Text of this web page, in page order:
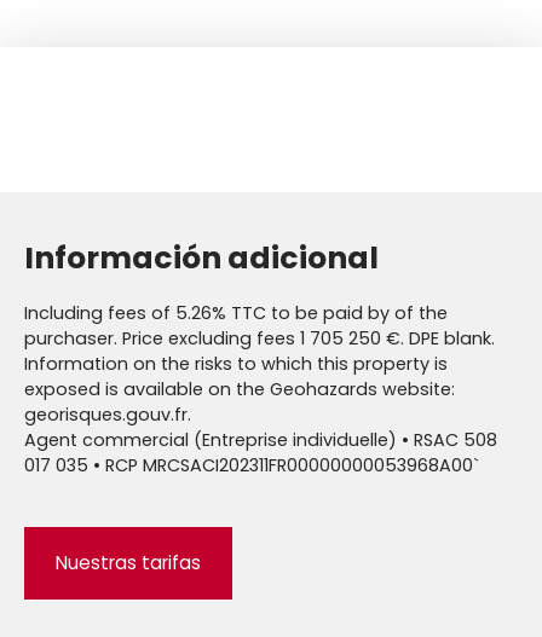
Información adicional
Including fees of 5.26% TTC to be paid by of the
purchaser. Price excluding fees 1 705 250 €. DPE blank.
Information on the risks to which this property is
exposed is available on the Geohazards website:
georisques.gouv.fr.
Agent commercial (Entreprise individuelle) • RSAC 508
017 035 • RCP MRCSACI202311FR00000000053968A00`
Nuestras tarifas